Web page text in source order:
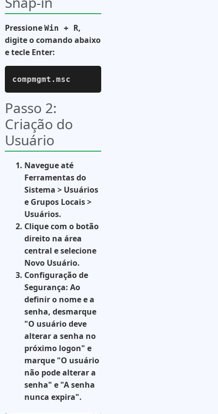
Pressione Win + R,
digite o comando abaixo
e tecle Enter:
compmgmt.msc
Passo 2:
Criação do
Usuário
Navegue até
Ferramentas do
Sistema > Usuários
e Grupos Locais >
Usuários.
Clique com o botão
direito na área
central e selecione
Novo Usuário.
Configuração de
Segurança: Ao
definir o nome e a
senha, desmarque
"O usuário deve
alterar a senha no
próximo logon" e
marque "O usuário
não pode alterar a
senha" e "A senha
nunca expira".